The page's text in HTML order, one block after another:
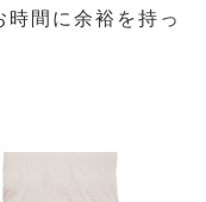
間に余裕を持っ